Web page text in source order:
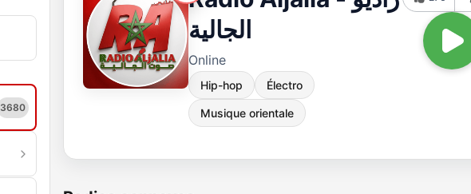
3680
الجالية
Online
Hip-hop Électro
Musique orientale